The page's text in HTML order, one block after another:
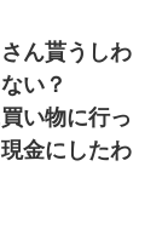
司「無責任」
…）→ 思いっきり
ん貰うしわ
い？
い物に行っ
金にしたわ